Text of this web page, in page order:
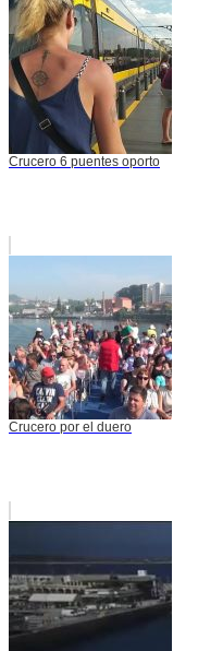
Crucero 6 puentes oporto
Crucero por el duero